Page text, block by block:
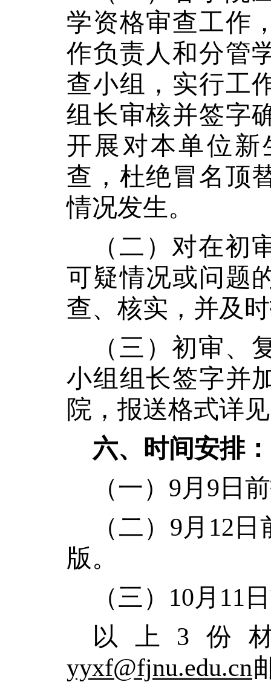
学资格审查工作
作负责人和分管
查小组，实行工
组长审核并签字
开展对本单位
查，杜绝冒名顶
情况发生。
（二）对在初
可疑情况或问题
查、核实，并及
（三）初审、
小组组长签字并
院，报送格式详
六、时间安排：
（一） 9月9日
（二） 9月12日
版。
（三） 10月11
以上 3份
yyxf@fjnu.edu.cn